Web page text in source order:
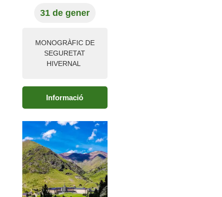
31 de gener
MONOGRÀFIC DE
SEGURETAT
HIVERNAL
Informació